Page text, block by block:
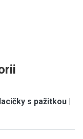
s pažitkou |